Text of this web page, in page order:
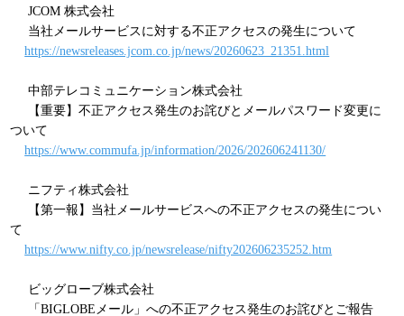
JCOM 株式会社
当社メールサービスに対する不正アクセスの発生について
https://newsreleases.jcom.co.jp/news/20260623_21351.html
中部テレコミュニケーション株式会社
【重要】不正アクセス発生のお詫びとメールパスワード変更に
ついて
https://www.commufa.jp/information/2026/202606241130/
ニフティ株式会社
【第一報】当社メールサービスへの不正アクセスの発生につい
て
https://www.nifty.co.jp/newsrelease/nifty202606235252.htm
ビッグローブ株式会社
「BIGLOBEメール」への不正アクセス発生のお詫びとご報告